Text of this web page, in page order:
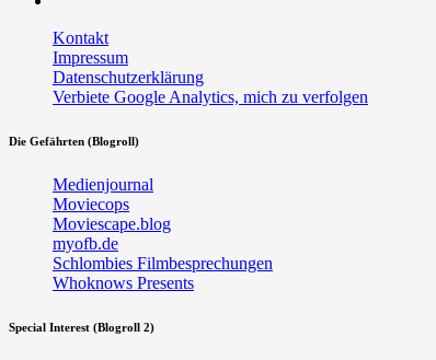
Kontakt
Impressum
Datenschutzerklärung
Verbiete Google Analytics, mich zu verfolgen
Die Gefährten (Blogroll)
Medienjournal
Moviecops
Moviescape.blog
myofb.de
Schlombies Filmbesprechungen
Whoknows Presents
Special Interest (Blogroll 2)